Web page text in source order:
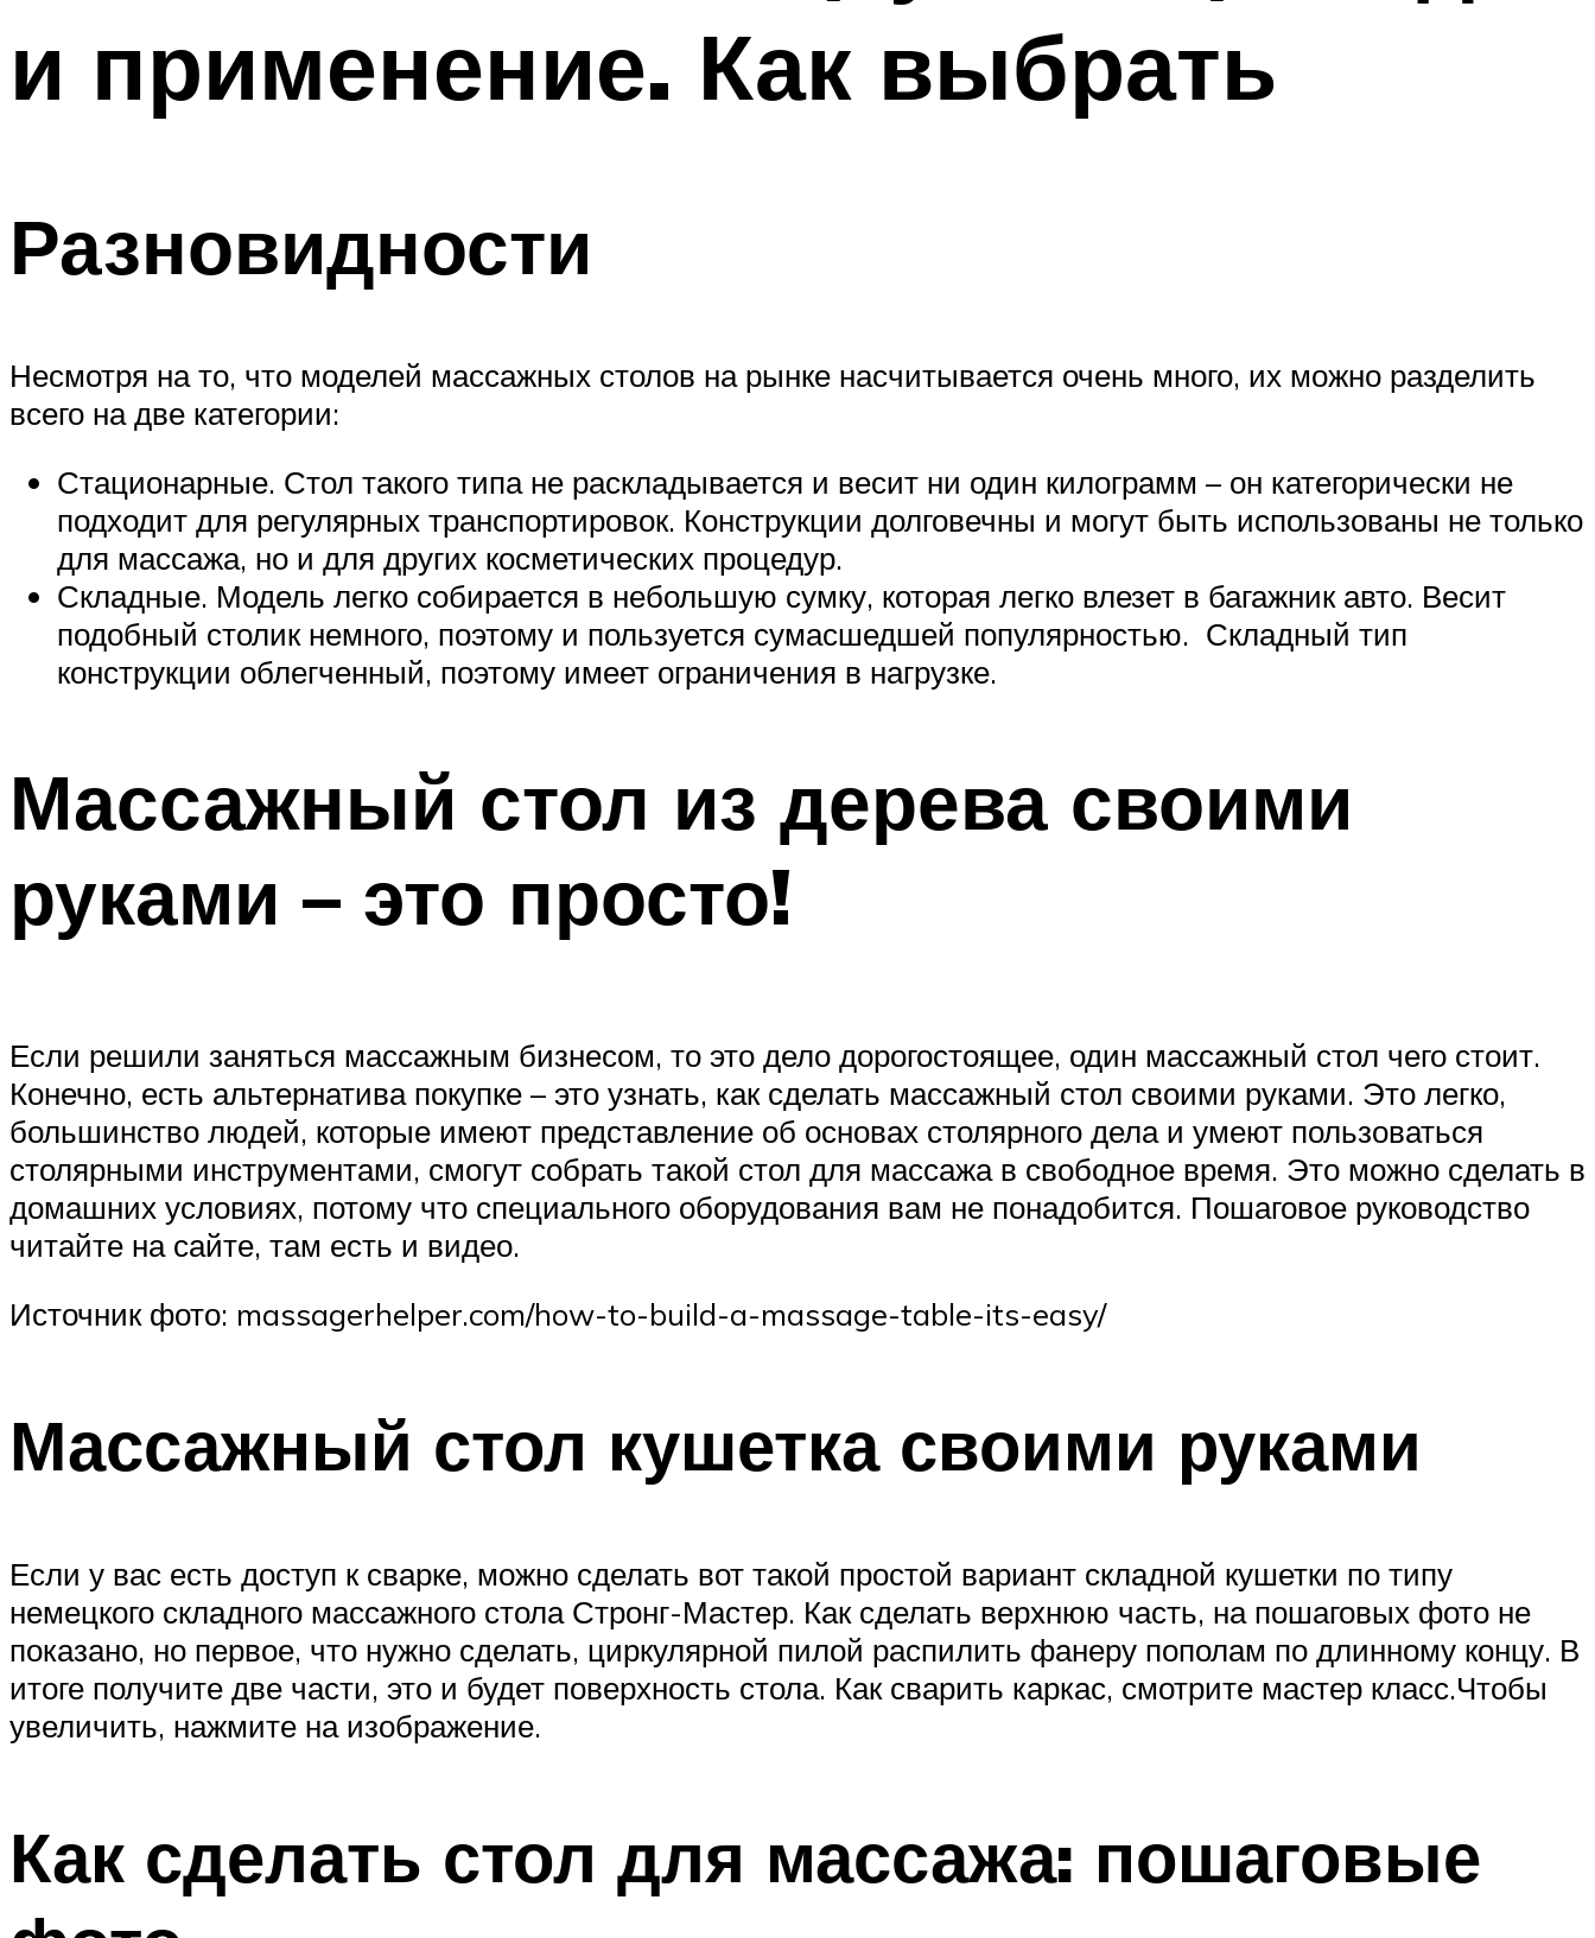
и применение. Как выбрать
Разновидности
Несмотря на то, что моделей массажных столов на рынке насчитывается очень много, их можно разделить
всего на две категории:
Стационарные. Стол такого типа не раскладывается и весит ни один килограмм – он категорически не
подходит для регулярных транспортировок. Конструкции долговечны и могут быть использованы не только
для массажа, но и для других косметических процедур.
Складные. Модель легко собирается в небольшую сумку, которая легко влезет в багажник авто. Весит
подобный столик немного, поэтому и пользуется сумасшедшей популярностью. Складный тип
конструкции облегченный, поэтому имеет ограничения в нагрузке.
Массажный стол из дерева своими
руками – это просто!
Если решили заняться массажным бизнесом, то это дело дорогостоящее, один массажный стол чего стоит.
Конечно, есть альтернатива покупке – это узнать, как сделать массажный стол своими руками. Это легко,
большинство людей, которые имеют представление об основах столярного дела и умеют пользоваться
столярными инструментами, смогут собрать такой стол для массажа в свободное время. Это можно сделать в
домашних условиях, потому что специального оборудования вам не понадобится. Пошаговое руководство
читайте на сайте, там есть и видео.
Источник фото: massagerhelper.com/how-to-build-a-massage-table-its-easy/
Массажный стол кушетка своими руками
Если у вас есть доступ к сварке, можно сделать вот такой простой вариант складной кушетки по типу
немецкого складного массажного стола Стронг-Мастер. Как сделать верхнюю часть, на пошаговых фото не
показано, но первое, что нужно сделать, циркулярной пилой распилить фанеру пополам по длинному концу. В
итоге получите две части, это и будет поверхность стола. Как сварить каркас, смотрите мастер класс.Чтобы
увеличить, нажмите на изображение.
Как сделать стол для массажа: пошаговые